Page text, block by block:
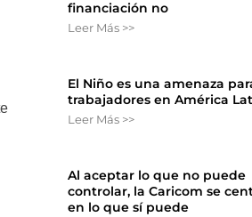
financiación no
Leer Más >>
El Niño es una amenaza
trabajadores en América
Leer Más >>
Al aceptar lo que no puede
controlar, la Caricom se
en lo que sí puede